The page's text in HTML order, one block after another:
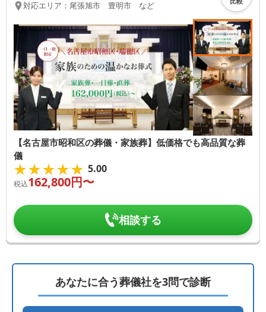
対応エリア： 尾張旭市 豊明市 など
【名古屋市昭和区の葬儀・家族葬】低価格でも高品質な葬
儀
★★★★★
★★★★★ 5.00
税込162,800円〜
相談する
あなたに合う葬儀社を3問で診断